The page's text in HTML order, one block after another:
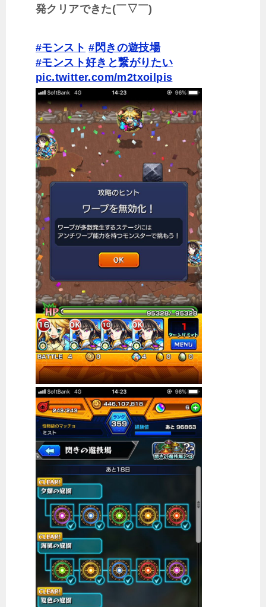
発クリアできた(￣▽￣)
#モンスト #閃きの遊技場
#モンスト好きと繋がりたい
pic.twitter.com/m2txoilpis